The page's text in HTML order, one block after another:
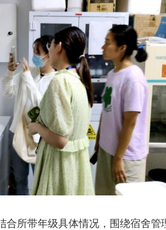
合所带年级具体情况，围绕宿舍管